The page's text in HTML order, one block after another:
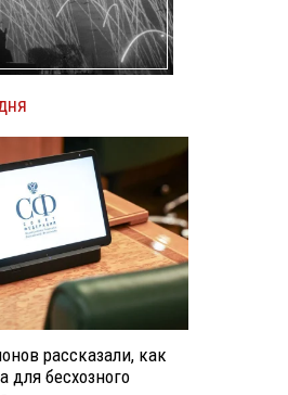
рассказали, как
для бесхозного